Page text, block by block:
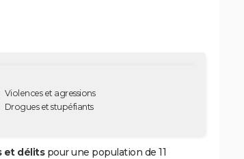
Violences et agressions
Drogues et stupéfiants
et délitspour une population de 11